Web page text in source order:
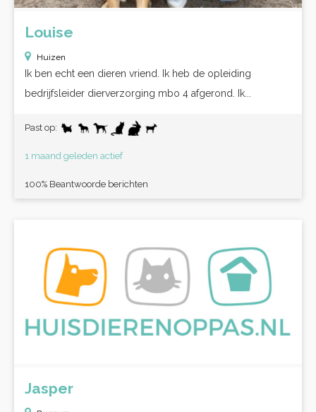
Louise
Huizen
Ik ben echt een dieren vriend. Ik heb de opleiding
bedrijfsleider dierverzorging mbo 4 afgerond. Ik...
Past op:
1 maand geleden actief
100% Beantwoorde berichten
Jasper